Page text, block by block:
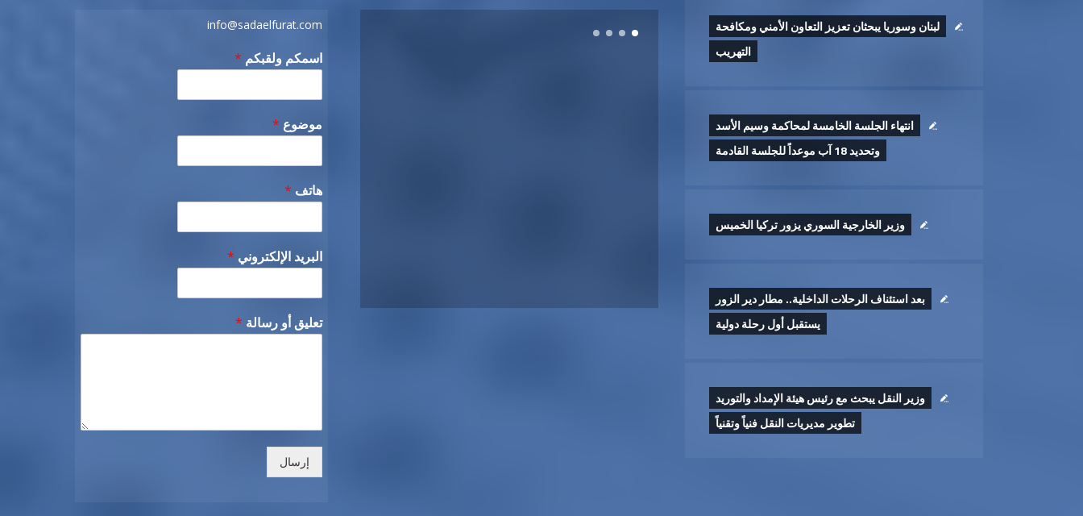
info@sadaelfurat.com
اسمكم ولقبكم *
موضوع *
هاتف *
البريد الإلكتروني *
تعليق أو رسالة *
إرسال
لبنان وسوريا يبحثان تعزيز التعاون الأمني ومكافحة
التهريب
انتهاء الجلسة الخامسة لمحاكمة وسيم الأسد
وتحديد 18 آب موعداً للجلسة القادمة
وزير الخارجية السوري يزور تركيا الخميس
بعد استئناف الرحلات الداخلية.. مطار دير الزور
يستقبل أول رحلة دولية
وزير النقل يبحث مع رئيس هيئة الإمداد والتوريد
تطوير ‏مديريات النقل فنياً وتقنياً